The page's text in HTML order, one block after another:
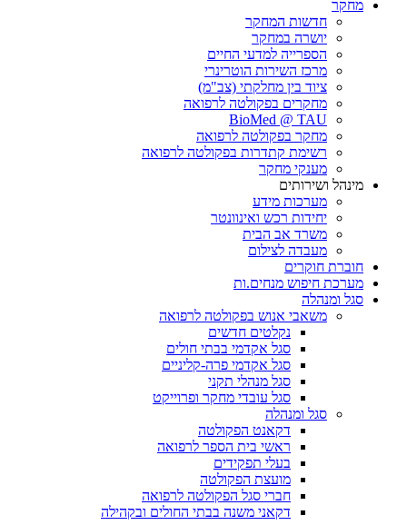
מחקר
חדשות המחקר
יושרה במחקר
הספרייה למדעי החיים
מרכז השירות הוטרינרי
ציוד בין מחלקתי (צב"מ)
מחקרים בפקולטה לרפואה
BioMed @ TAU
מחקר בפקולטה לרפואה
רשימת קתדרות בפקולטה לרפואה
מענקי מחקר
מינהל ושירותים
מערכות מידע
יחידות רכש ואינוונטר
משרד אב הבית
מעבדה לצילום
חוברת חוקרים
מערכת חיפוש מנחים.ות
סגל ומנהלה
משאבי אנוש בפקולטה לרפואה
נקלטים חדשים
סגל אקדמי בבתי חולים
סגל אקדמי פרה-קליניים
סגל מנהלי תקני
סגל עובדי מחקר ופרוייקט
סגל ומנהלה
דקאנט הפקולטה
ראשי בית הספר לרפואה
בעלי תפקידים
מועצת הפקולטה
חברי סגל הפקולטה לרפואה
דקאני משנה בבתי החולים ובקהילה